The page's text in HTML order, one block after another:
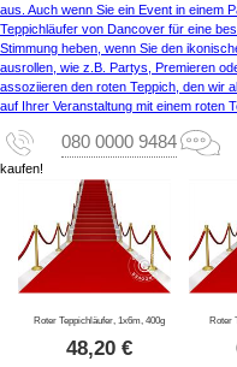
aus. Auch wenn Sie ein Event in einem
Teppichläufer von Dancover für eine
Stimmung heben, wenn Sie den
ausrollen, wie z.B. Partys, Premieren
assoziieren den roten Teppich, den wir
auf Ihrer Veranstaltung mit einem roten
080 0000 9484
kaufen!
Roter Teppichläufer, 1x6m, 400g
48,20€
Roter